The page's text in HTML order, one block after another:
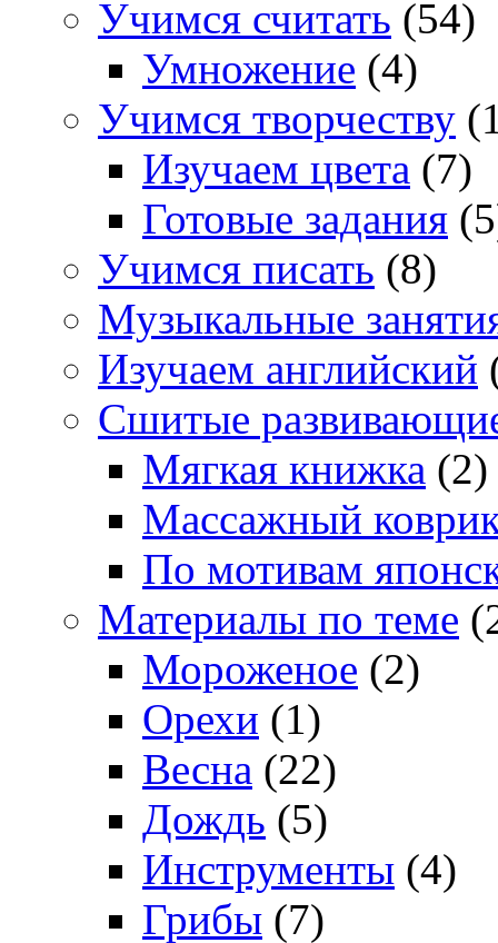
Учимся считать (54)
Умножение (4)
Учимся творчеству
Изучаем цвета (7)
Готовые задания
Учимся писать (8)
Музыкальные
Изучаем английский
Сшитые
Мягкая книжка (2)
Массажный
По мотивам
Материалы по теме
Мороженое (2)
Орехи (1)
Весна (22)
Дождь (5)
Инструменты (4)
Грибы (7)